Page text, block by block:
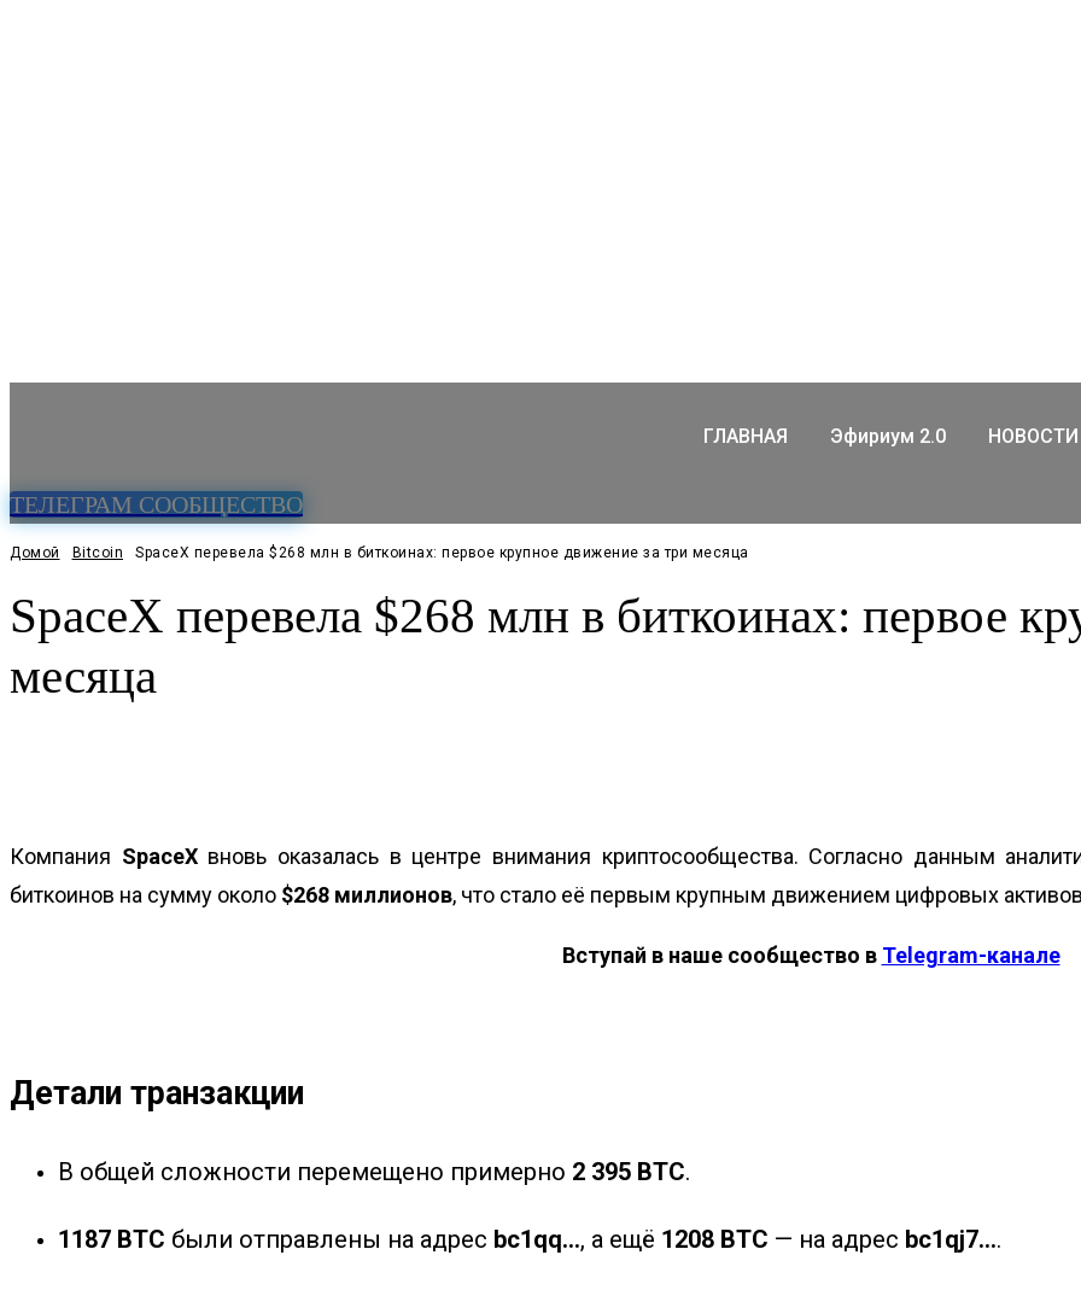
ТЕЛЕГРАМ СООБЩЕСТВО
ГЛАВНАЯ Эфириум 2.0 НОВОСТИ
Домой Bitcoin SpaceX перевела $268 млн в биткоинах: первое крупное движение за три месяца
SpaceX перевела $268 млн в биткоинах: первое
месяца
Компания SpaceXвновь оказалась в центре внимания криптосообщества. Согласно данным
биткоинов на сумму около $268 миллионов, что стало её первым крупным движением цифровых
Вступай в наше сообщество в Telegram-канале
Детали транзакции
В общей сложности перемещено примерно 2 395 BTC.
1187 BTC были отправлены на адрес bc1qq…, а ещё 1208 BTC — на адрес bc1qj7….